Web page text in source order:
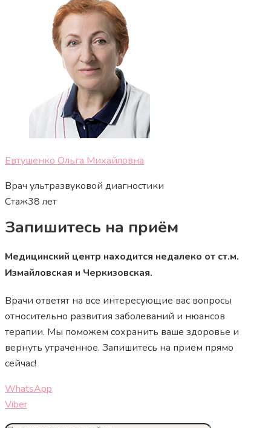
Евтушенко Ольга Михайловна
Врач ультразвуковой диагностики
Стаж38 лет
Запишитесь на приём
Медицинский центр находится недалеко от ст.м.
Измайловская и Черкизовская.
Врачи ответят на все интересующие вас вопросы
относительно развития заболеваний и нюансов
терапии. Мы поможем сохранить ваше здоровье и
вернуть утраченное. Запишитесь на прием прямо
сейчас!
WhatsApp
Viber